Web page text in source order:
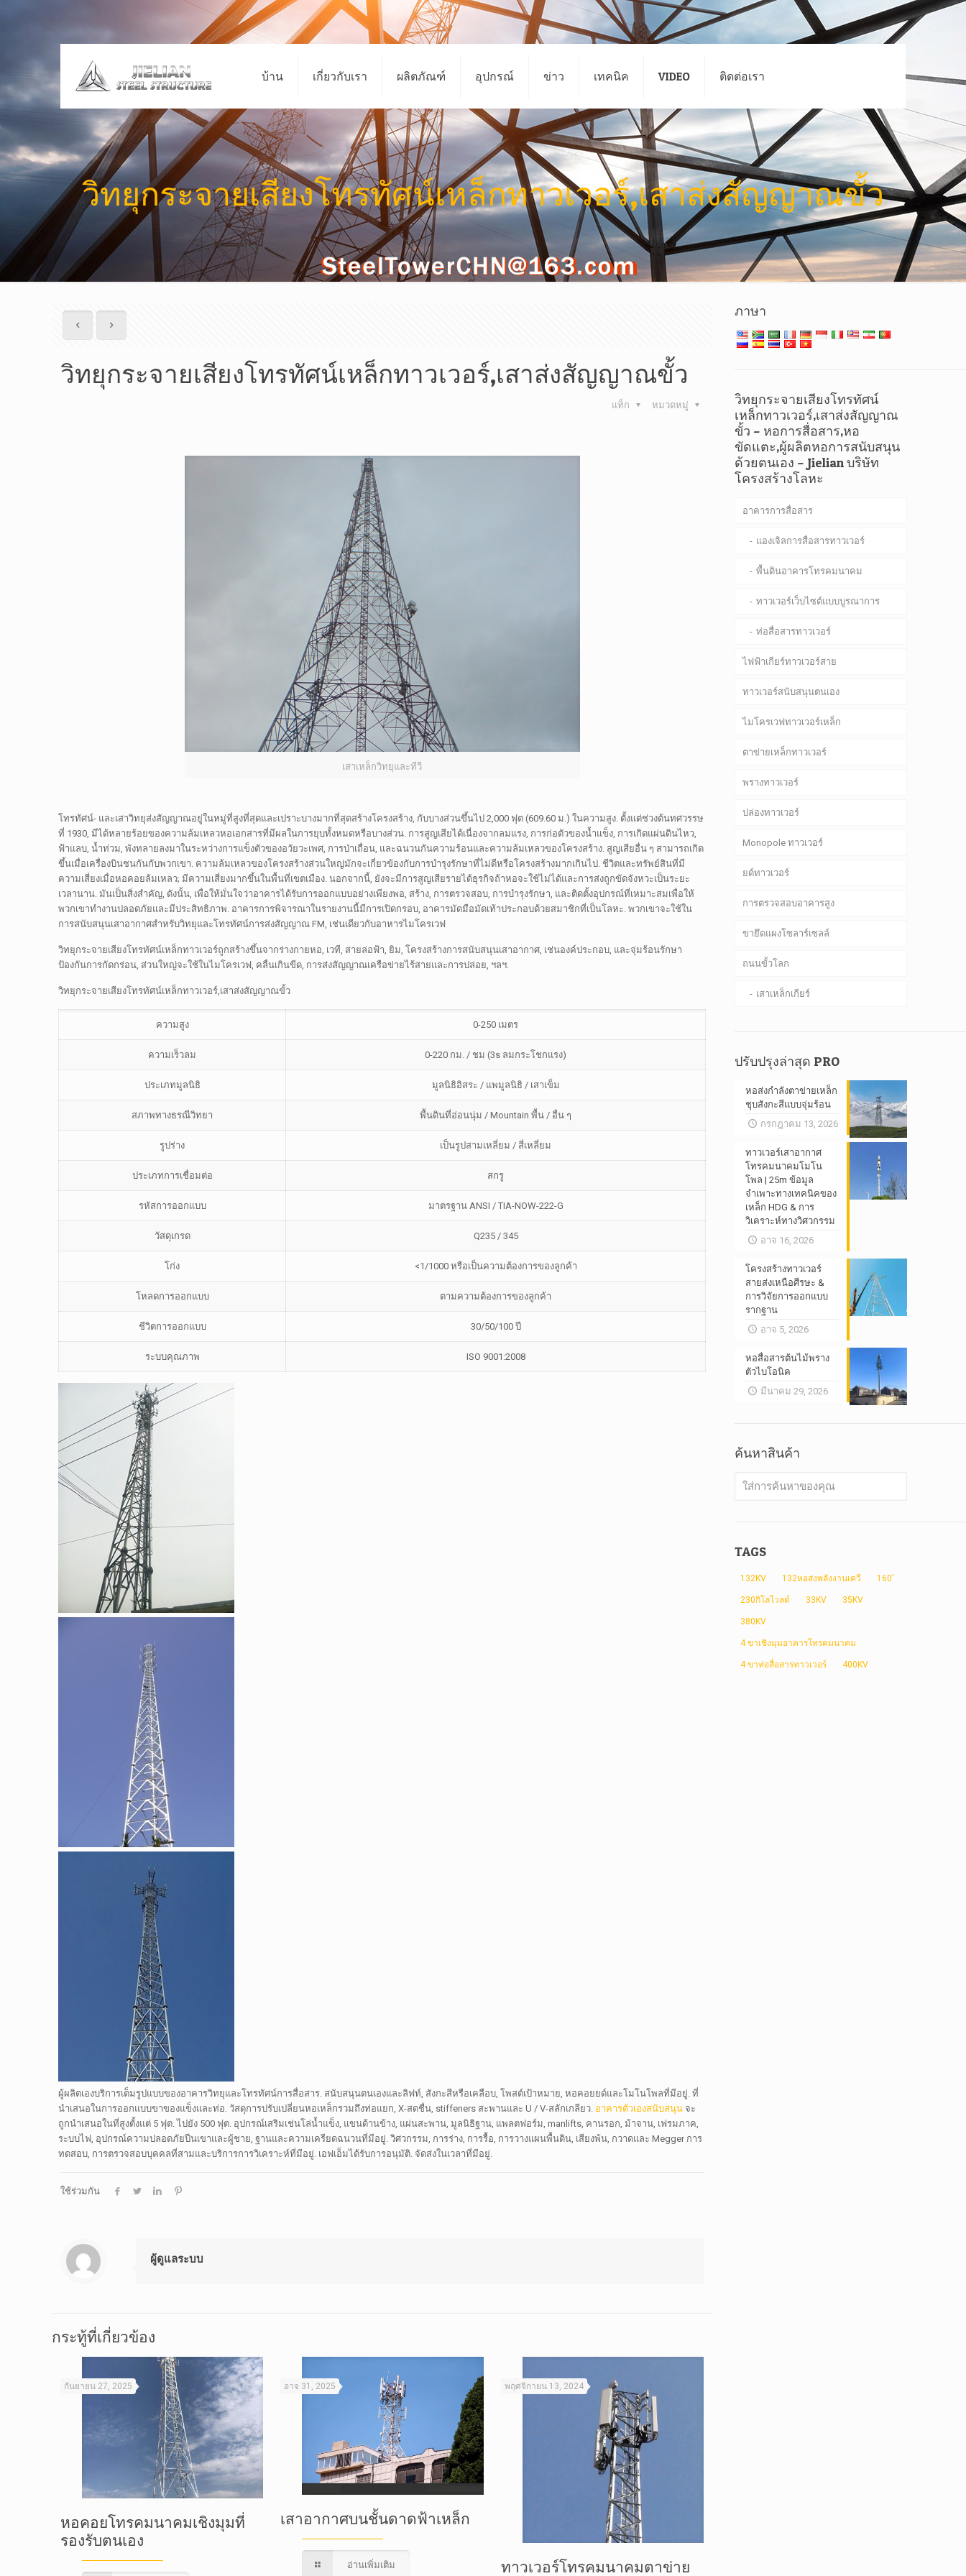
บ้าน เกี่ยวกับเรา ผลิตภัณฑ์ อุปกรณ์ ข่าว เทคนิค VIDEO ติดต่อเรา
วิทยุกระจายเสียงโทรทัศน์เหล็กทาวเวอร์,เสาส่งสัญญาณขั้ว
วิทยุกระจายเสียงโทรทัศน์เหล็กทาวเวอร์,เสาส่งสัญญาณขั้ว
หมวดหมู่
แท็ก
เสาเหล็กวิทยุและทีวี
โทรทัศน์- และเสาวิทยุส่งสัญญาณอยู่ในหมู่ที่สูงที่สุดและเปราะบางมากที่สุดสร้างโครงสร้าง, กับบางส่วนขึ้นไป 2,000 ฟุต (609.60 ม.) ในความสูง. ตั้งแต่ช่วงต้นทศวรรษ
ที่ 1930, มีได้หลายร้อยของความล้มเหลวหอเอกสารที่มีผลในการยุบทั้งหมดหรือบางส่วน. การสูญเสียได้เนื่องจากลมแรง, การก่อตัวของน้ำแข็ง, การเกิดแผ่นดินไหว,
ฟ้าแลบ, น้ำท่วม, พังทลายลงมาในระหว่างการแข็งตัวของอวัยวะเพศ, การป่าเถื่อน, และฉนวนกันความร้อนและความล้มเหลวของโครงสร้าง. สูญเสียอื่น ๆ สามารถเกิด
ขึ้นเมื่อเครื่องบินชนกันกับพวกเขา. ความล้มเหลวของโครงสร้างส่วนใหญ่มักจะเกี่ยวข้องกับการบำรุงรักษาที่ไม่ดีหรือโครงสร้างมากเกินไป. ชีวิตและทรัพย์สินที่มี
ความเสี่ยงเมื่อหอคอยล้มเหลว; มีความเสี่ยงมากขึ้นในพื้นที่เขตเมือง. นอกจากนี้, ยังจะมีการสูญเสียรายได้ธุรกิจถ้าหอจะใช้ไม่ได้และการส่งถูกขัดจังหวะเป็นระยะ
เวลานาน. มันเป็นสิ่งสำคัญ, ดังนั้น, เพื่อให้มั่นใจว่าอาคารได้รับการออกแบบอย่างเพียงพอ, สร้าง, การตรวจสอบ, การบำรุงรักษา, และติดตั้งอุปกรณ์ที่เหมาะสมเพื่อให้
พวกเขาทำงานปลอดภัยและมีประสิทธิภาพ. อาคารการพิจารณาในรายงานนี้มีการเปิดกรอบ, อาคารมัดมือมัดเท้าประกอบด้วยสมาชิกที่เป็นโลหะ. พวกเขาจะใช้ใน
การสนับสนุนเสาอากาศสำหรับวิทยุและโทรทัศน์การส่งสัญญาณ FM, เช่นเดียวกับอาหารไมโครเวฟ
วิทยุกระจายเสียงโทรทัศน์เหล็กทาวเวอร์ถูกสร้างขึ้นจากร่างกายหอ, เวที, สายล่อฟ้า, ยิม, โครงสร้างการสนับสนุนเสาอากาศ, เช่นองค์ประกอบ, และจุ่มร้อนรักษา
ป้องกันการกัดกร่อน, ส่วนใหญ่จะใช้ในไมโครเวฟ, คลื่นเกินขีด, การส่งสัญญาณเครือข่ายไร้สายและการปล่อย, ฯลฯ.
วิทยุกระจายเสียงโทรทัศน์เหล็กทาวเวอร์,เสาส่งสัญญาณขั้ว
ความสูง 0-250 เมตร
ความเร็วลม 0-220 กม. / ชม (3s ลมกระโชกแรง)
ประเภทมูลนิธิ มูลนิธิอิสระ / แพมูลนิธิ / เสาเข็ม
สภาพทางธรณีวิทยา พื้นดินที่อ่อนนุ่ม / Mountain พื้น / อื่น ๆ
รูปร่าง เป็นรูปสามเหลี่ยม / สี่เหลี่ยม
ประเภทการเชื่อมต่อ สกรู
รหัสการออกแบบ มาตรฐาน ANSI / TIA-NOW-222-G
วัสดุเกรด Q235 / 345
โก่ง <1/1000 หรือเป็นความต้องการของลูกค้า
โหลดการออกแบบ ตามความต้องการของลูกค้า
ชีวิตการออกแบบ 30/50/100 ปี
ระบบคุณภาพ ISO 9001:2008
ผู้ผลิตเองบริการเต็มรูปแบบของอาคารวิทยุและโทรทัศน์การสื่อสาร. สนับสนุนตนเองและลิฟท์, สังกะสีหรือเคลือบ, โพสต์เป้าหมาย, หอคอยยด์และโมโนโพลที่มีอยู่. ที่
นำเสนอในการออกแบบขาของแข็งและท่อ. วัสดุการปรับเปลี่ยนหอเหล็กรวมถึงท่อแยก, X-สดชื่น, stiffeners สะพานและ U / V-สลักเกลียว. อาคารตัวเองสนับสนุน จะ
ถูกนำเสนอในที่สูงตั้งแต่ 5 ฟุต. ไปยัง 500 ฟุต. อุปกรณ์เสริมเช่นโล่น้ำแข็ง, แขนด้านข้าง, แผ่นสะพาน, มูลนิธิฐาน, แพลตฟอร์ม, manlifts, คานรอก, ม้าจาน, เฟรมภาค,
ระบบไฟ, อุปกรณ์ความปลอดภัยปีนเขาและผู้ชาย, ฐานและความเครียดฉนวนที่มีอยู่. วิศวกรรม, การร่าง, การรื้อ, การวางแผนพื้นดิน, เสียงพ้น, กวาดและ Megger การ
ทดสอบ, การตรวจสอบบุคคลที่สามและบริการการวิเคราะห์ที่มีอยู่. เอฟเอ็มได้รับการอนุมัติ. จัดส่งในเวลาที่มีอยู่.
ใช้ร่วมกัน
ผู้ดูแลระบบ
กระทู้ที่เกี่ยวข้อง
กันยายน 27, 2025
หอคอยโทรคมนาคมเชิงมุมที่
รองรับตนเอง
อาจ 31, 2025
เสาอากาศบนชั้นดาดฟ้าเหล็ก
อ่านเพิ่มเติม
พฤศจิกายน 13, 2024
ทาวเวอร์โทรคมนาคมตาข่าย
ภาษา
วิทยุกระจายเสียงโทรทัศน์
เหล็กทาวเวอร์,เสาส่งสัญญาณ
ขั้ว – หอการสื่อสาร,หอ
ขัดแตะ,ผู้ผลิตหอการสนับสนุน
ด้วยตนเอง – Jielian บริษัท
โครงสร้างโลหะ
อาคารการสื่อสาร
แองเจิลการสื่อสารทาวเวอร์
พื้นดินอาคารโทรคมนาคม
ทาวเวอร์เว็บไซต์แบบบูรณาการ
ท่อสื่อสารทาวเวอร์
ไฟฟ้าเกียร์ทาวเวอร์สาย
ทาวเวอร์สนับสนุนตนเอง
ไมโครเวฟทาวเวอร์เหล็ก
ตาข่ายเหล็กทาวเวอร์
พรางทาวเวอร์
ปล่องทาวเวอร์
Monopole ทาวเวอร์
ยด์ทาวเวอร์
การตรวจสอบอาคารสูง
ขายึดแผงโซลาร์เซลล์
ถนนขั้วโลก
เสาเหล็กเกียร์
ปรับปรุงล่าสุด PRO
หอส่งกำลังตาข่ายเหล็ก
ชุบสังกะสีแบบจุ่มร้อน
กรกฎาคม 13, 2026
ทาวเวอร์เสาอากาศ
โทรคมนาคมโมโน
โพล | 25m ข้อมูล
จำเพาะทางเทคนิคของ
เหล็ก HDG & การ
วิเคราะห์ทางวิศวกรรม
อาจ 16, 2026
โครงสร้างทาวเวอร์
สายส่งเหนือศีรษะ &
การวิจัยการออกแบบ
รากฐาน
อาจ 5, 2026
หอสื่อสารต้นไม้พราง
ตัวไบโอนิค
มีนาคม 29, 2026
ค้นหาสินค้า
TAGS
132KV 132หอส่งพลังงานเควี 160'
230กิโลโวลต์ 33KV 35KV
380KV
4 ขาเชิงมุมอาคารโทรคมนาคม
4 ขาท่อสื่อสารทาวเวอร์ 400KV